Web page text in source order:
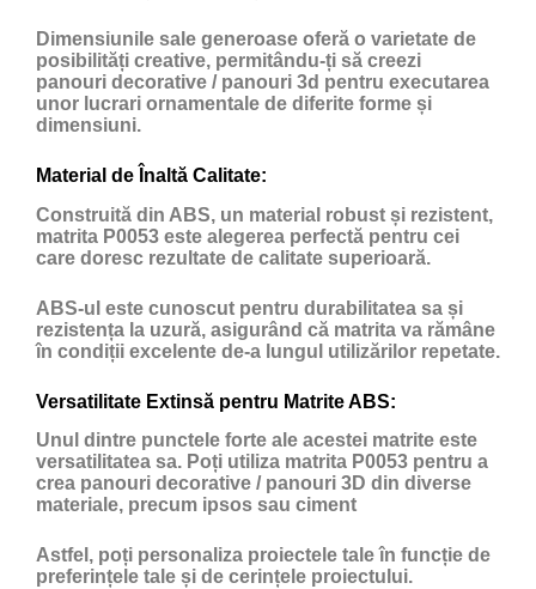
Dimensiunile sale generoase oferă o varietate de
posibilități creative, permitându-ți să creezi
panouri decorative / panouri 3d pentru executarea
unor lucrari ornamentale de diferite forme și
dimensiuni.
Material de Înaltă Calitate:
Construită din ABS, un material robust și rezistent,
matrita P0053 este alegerea perfectă pentru cei
care doresc rezultate de calitate superioară.
ABS-ul este cunoscut pentru durabilitatea sa și
rezistența la uzură, asigurând că matrita va rămâne
în condiții excelente de-a lungul utilizărilor repetate.
Versatilitate Extinsă pentru Matrite ABS:
Unul dintre punctele forte ale acestei matrite este
versatilitatea sa. Poți utiliza matrita P0053 pentru a
crea panouri decorative / panouri 3D din diverse
materiale, precum ipsos sau ciment
Astfel, poți personaliza proiectele tale în funcție de
preferințele tale și de cerințele proiectului.